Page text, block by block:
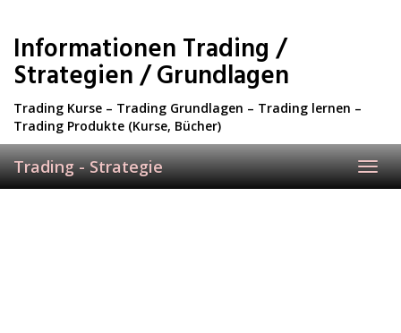
main
content
Informationen Trading /
Strategien / Grundlagen
Trading Kurse – Trading Grundlagen – Trading lernen –
Trading Produkte (Kurse, Bücher)
Trading - Strategie